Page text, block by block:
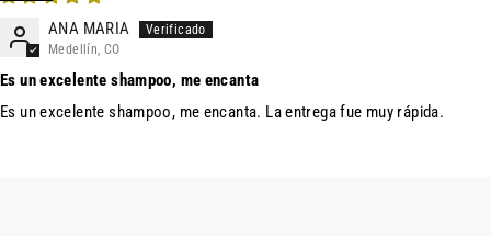
ANA MARIA
Medellín, CO
Es un excelente shampoo, me encanta
Es un excelente shampoo, me encanta. La entrega fue muy rápida.